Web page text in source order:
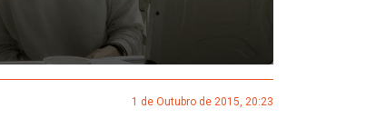
1 de Outubro de 2015, 20:23